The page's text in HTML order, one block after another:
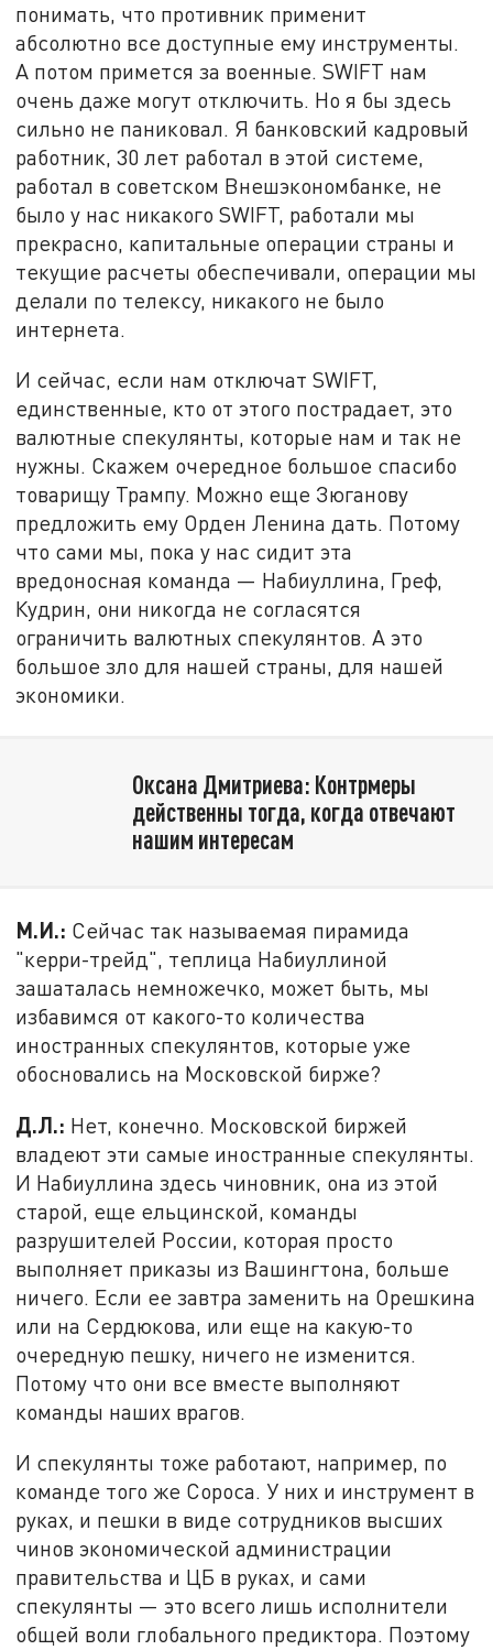
понимать, что противник применит
абсолютно все доступные ему инструменты.
А потом примется за военные. SWIFT нам
очень даже могут отключить. Но я бы здесь
сильно не паниковал. Я банковский кадровый
работник, 30 лет работал в этой системе,
работал в советском Внешэкономбанке, не
было у нас никакого SWIFT, работали мы
прекрасно, капитальные операции страны и
текущие расчеты обеспечивали, операции мы
делали по телексу, никакого не было
интернета.
И сейчас, если нам отключат SWIFT,
единственные, кто от этого пострадает, это
валютные спекулянты, которые нам и так не
нужны. Скажем очередное большое спасибо
товарищу Трампу. Можно еще Зюганову
предложить ему Орден Ленина дать. Потому
что сами мы, пока у нас сидит эта
вредоносная команда — Набиуллина, Греф,
Кудрин, они никогда не согласятся
ограничить валютных спекулянтов. А это
большое зло для нашей страны, для нашей
экономики.
Оксана Дмитриева: Контрмеры
действенны тогда, когда отвечают
нашим интересам
М.И.: Сейчас так называемая пирамида
"керри-трейд", теплица Набиуллиной
зашаталась немножечко, может быть, мы
избавимся от какого-то количества
иностранных спекулянтов, которые уже
обосновались на Московской бирже?
Д.Л.: Нет, конечно. Московской биржей
владеют эти самые иностранные спекулянты.
И Набиуллина здесь чиновник, она из этой
старой, еще ельцинской, команды
разрушителей России, которая просто
выполняет приказы из Вашингтона, больше
ничего. Если ее завтра заменить на Орешкина
или на Сердюкова, или еще на какую-то
очередную пешку, ничего не изменится.
Потому что они все вместе выполняют
команды наших врагов.
И спекулянты тоже работают, например, по
команде того же Сороса. У них и инструмент в
руках, и пешки в виде сотрудников высших
чинов экономической администрации
правительства и ЦБ в руках, и сами
спекулянты — это всего лишь исполнители
общей воли глобального предиктора. Поэтому